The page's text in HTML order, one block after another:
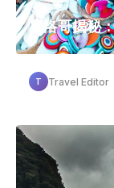
摩洛哥揭秘
T Travel Editor